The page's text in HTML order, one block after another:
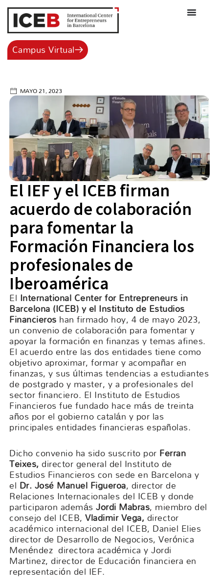
contenido
Campus Virtual
MAYO 21, 2023
El IEF y el ICEB firman
acuerdo de colaboración
para fomentar la
Formación Financiera los
profesionales de
Iberoamérica
El International Center for Entrepreneurs in
Barcelona (ICEB) y el Instituto de Estudios
Financieros han firmado hoy, 4 de mayo 2023,
un convenio de colaboración para fomentar y
apoyar la formación en finanzas y temas afines.
El acuerdo entre las dos entidades tiene como
objetivo aproximar, formar y acompañar en
finanzas, y sus últimas tendencias a estudiantes
de postgrado y master, y a profesionales del
sector financiero. El Instituto de Estudios
Financieros fue fundado hace más de treinta
años por el gobierno catalán y por las
principales entidades financieras españolas.
Dicho convenio ha sido suscrito por Ferran
Teixes,director general del Instituto de
Estudios Financieros con sede en Barcelona y
el Dr. José Manuel Figueroa, director de
Relaciones Internacionales del ICEB y donde
participaron ademásJordi Mabras, miembro del
consejo del ICEB,Vladimir Vega,director
académico internacional del ICEB, Daniel Elies
director de Desarrollo de Negocios, Verónica
Menéndez directora académica y Jordi
Martinez, director de Educación financiera en
representación del IEF.